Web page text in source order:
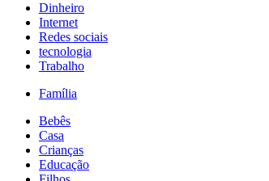
Dinheiro
Internet
Redes sociais
tecnologia
Trabalho
Família
Bebês
Casa
Crianças
Educação